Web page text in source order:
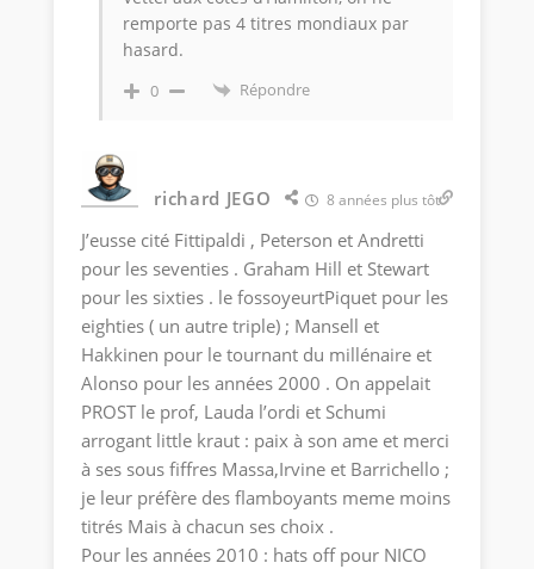
remporte pas 4 titres mondiaux par
hasard.
0 Répondre
richard JEGO 8 années plus tôt
J’eusse cité Fittipaldi , Peterson et Andretti
pour les seventies . Graham Hill et Stewart
pour les sixties . le fossoyeurtPiquet pour les
eighties ( un autre triple) ; Mansell et
Hakkinen pour le tournant du millénaire et
Alonso pour les années 2000 . On appelait
PROST le prof, Lauda l’ordi et Schumi
arrogant little kraut : paix à son ame et merci
à ses sous fiffres Massa,Irvine et Barrichello ;
je leur préfère des flamboyants meme moins
titrés Mais à chacun ses choix .
Pour les années 2010 : hats off pour NICO